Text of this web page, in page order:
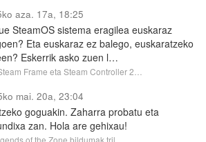
aza. 17a, 18:25
SteamOS sistema eragilea euskaraz
Eta euskaraz ez balego, euskaratzeko
Eskerrik asko zuen l…
Frame eta Steam Controller 2…
mai. 20a, 23:04
goguakin. Zaharra probatu eta
zan. Hola are gehixau!
of the Zone bildumak tril…